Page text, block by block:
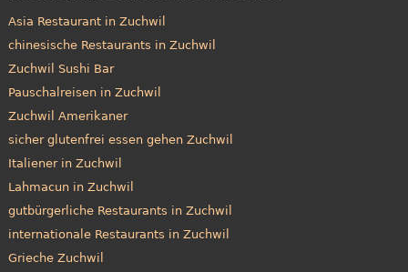
Asia Restaurant in Zuchwil
chinesische Restaurants in Zuchwil
Zuchwil Sushi Bar
Pauschalreisen in Zuchwil
Zuchwil Amerikaner
sicher glutenfrei essen gehen Zuchwil
Italiener in Zuchwil
Lahmacun in Zuchwil
gutbürgerliche Restaurants in Zuchwil
internationale Restaurants in Zuchwil
Grieche Zuchwil